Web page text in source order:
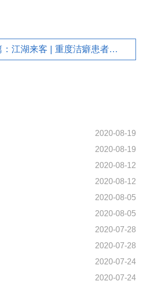
下一篇：江湖来客 | 重度洁癖患者的美食之道
2020-08-19
2020-08-19
2020-08-12
2020-08-12
2020-08-05
2020-08-05
2020-07-28
2020-07-28
2020-07-24
2020-07-24